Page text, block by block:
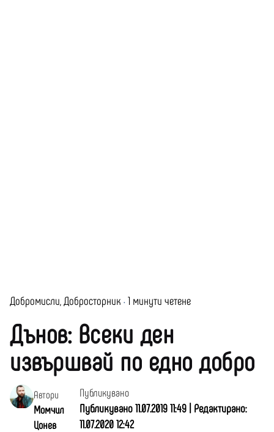
Добромисли Добросторник 1 минути четене
Дънов: Всеки ден
извършвай по едно добро
Автори
Момчил
Цонев
Публикувано
Публикувано 11.07.2019 11:49 | Редактирано:
11.07.2020 12:42